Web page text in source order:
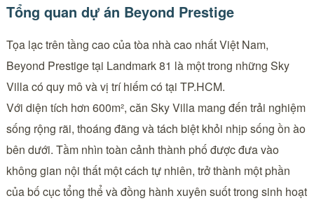
Tổng quan dự án Beyond Prestige
Tọa lạc trên tầng cao của tòa nhà cao nhất Việt Nam,
Beyond Prestige tại Landmark 81 là một trong những Sky
Villa có quy mô và vị trí hiếm có tại TP.HCM.
Với diện tích hơn 600m², căn Sky Villa mang đến trải nghiệm
sống rộng rãi, thoáng đãng và tách biệt khỏi nhịp sống ồn ào
bên dưới. Tầm nhìn toàn cảnh thành phố được đưa vào
không gian nội thất một cách tự nhiên, trở thành một phần
của bố cục tổng thể và đồng hành xuyên suốt trong sinh hoạt